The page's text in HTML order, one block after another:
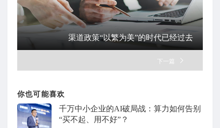
渠道政策“以繁为美”的时代已经过去
下一篇
你也可能喜欢
千万中小企业的AI破局战：算力如何告别
“买不起、用不好”？